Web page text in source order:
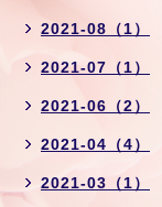
2021-08（1）
2021-07（1）
2021-06（2）
2021-04（4）
2021-03（1）